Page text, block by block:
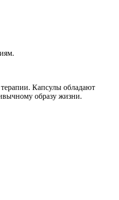
терапии. Капсулы обладают
образу жизни.